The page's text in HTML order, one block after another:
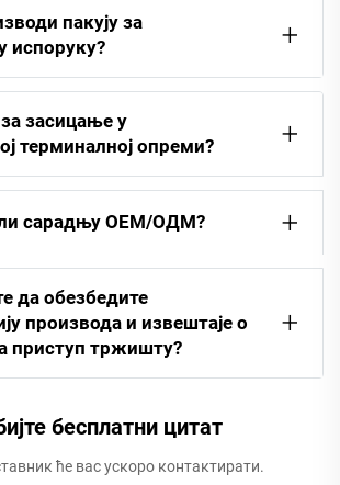
пакују за
испоруку?
за засицање у
терминалној опреми?
ли сарадњу ОЕМ/ОДМ?
да обезбедите
производа и извештаје о
приступ тржишту?
бесплатни цитат
ће вас ускоро контактирати.